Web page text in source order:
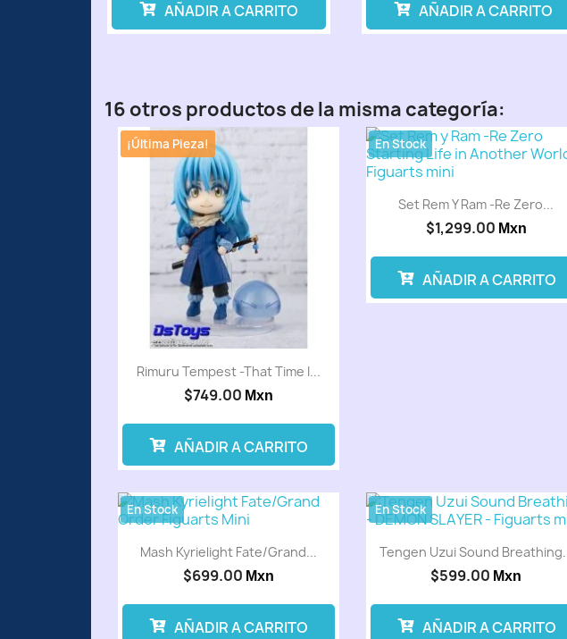
AÑADIR A CARRITO AÑADIR A CARRITO
16 otros productos de la misma categoría:
Rimuru Tempest -That Time I...
$749.00 Mxn
¡Última Pieza!
AÑADIR A CARRITO
Set Rem Y Ram -Re Zero...
$1,299.00 Mxn
En Stock
AÑADIR A CARRITO
Mash Kyrielight Fate/Grand...
$699.00 Mxn
En Stock
AÑADIR A CARRITO
Tengen Uzui Sound
$599.00 Mxn
En Stock
AÑADIR A CARRITO